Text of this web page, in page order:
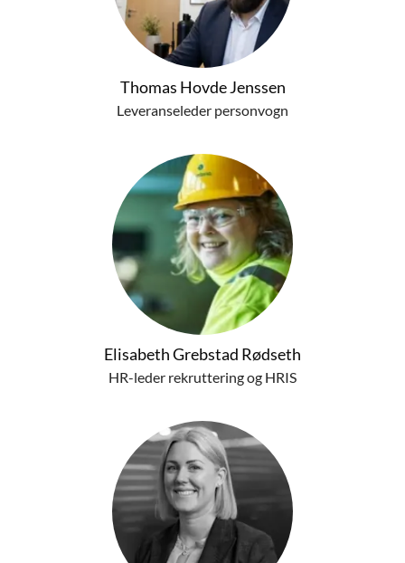
Thomas Hovde Jenssen
Leveranseleder personvogn
Elisabeth Grebstad Rødseth
HR-leder rekruttering og HRIS